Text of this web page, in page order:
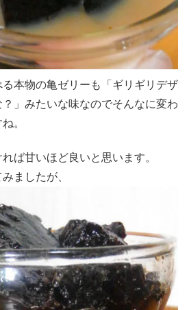
本物の亀ゼリーも「ギリギリデザ
」みたいな味なのでそんなに変わ
。
ば甘いほど良いと思います。
ましたが、